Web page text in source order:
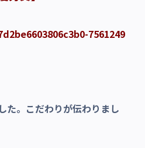
た。こだわりが伝わりまし